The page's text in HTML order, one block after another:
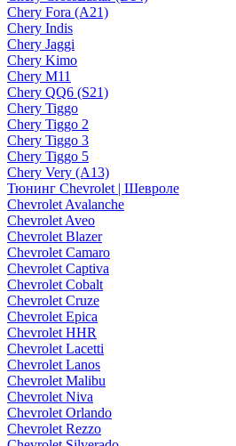
Chery Fora (A21)
Chery Indis
Chery Jaggi
Chery Kimo
Chery M11
Chery QQ6 (S21)
Chery Tiggo
Chery Tiggo 2
Chery Tiggo 3
Chery Tiggo 5
Chery Very (A13)
Тюнинг Chevrolet | Шевроле
Chevrolet Avalanche
Chevrolet Aveo
Chevrolet Blazer
Chevrolet Camaro
Chevrolet Captiva
Chevrolet Cobalt
Chevrolet Cruze
Chevrolet Epica
Chevrolet HHR
Chevrolet Lacetti
Chevrolet Lanos
Chevrolet Malibu
Chevrolet Niva
Chevrolet Orlando
Chevrolet Rezzo